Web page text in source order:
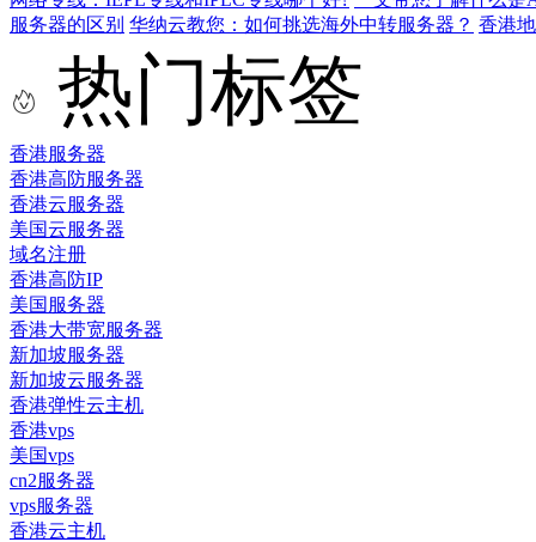
服务器的区别 华纳云教您：如何挑选海外中转服务器？ 香港
热门标签
香港服务器
香港高防服务器
香港云服务器
美国云服务器
域名注册
香港高防IP
美国服务器
香港大带宽服务器
新加坡服务器
新加坡云服务器
香港弹性云主机
香港vps
美国vps
cn2服务器
vps服务器
香港云主机